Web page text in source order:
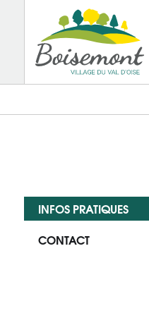
INFOS PRATIQUES
CONTACT